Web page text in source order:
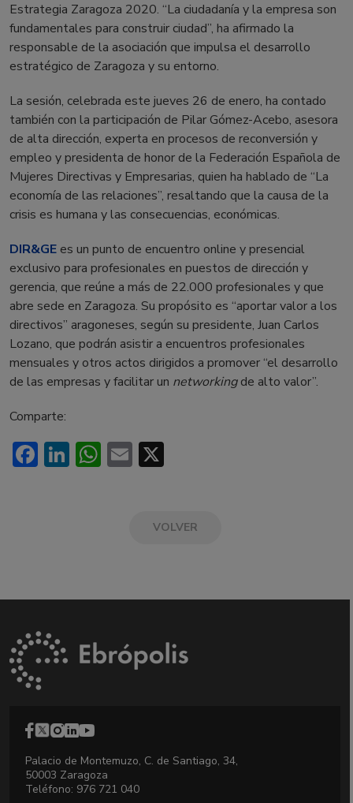
Estrategia Zaragoza 2020. “La ciudadanía y la empresa son
fundamentales para construir ciudad”, ha afirmado la
responsable de la asociación que impulsa el desarrollo
estratégico de Zaragoza y su entorno.
La sesión, celebrada este jueves 26 de enero, ha contado
también con la participación de Pilar Gómez-Acebo, asesora
de alta dirección, experta en procesos de reconversión y
empleo y presidenta de honor de la Federación Española de
Mujeres Directivas y Empresarias, quien ha hablado de “La
economía de las relaciones”, resaltando que la causa de la
crisis es humana y las consecuencias, económicas.
DIR&GE es un punto de encuentro online y presencial
exclusivo para profesionales en puestos de dirección y
gerencia, que reúne a más de 22.000 profesionales y que
abre sede en Zaragoza. Su propósito es “aportar valor a los
directivos” aragoneses, según su presidente, Juan Carlos
Lozano, que podrán asistir a encuentros profesionales
mensuales y otros actos dirigidos a promover “el desarrollo
de las empresas y facilitar un networkingde alto valor”.
Comparte:
Facebook
LinkedIn
WhatsApp
Email
VOLVER
Palacio de Montemuzo, C. de Santiago, 34,
50003 Zaragoza
Teléfono: 976 721 040